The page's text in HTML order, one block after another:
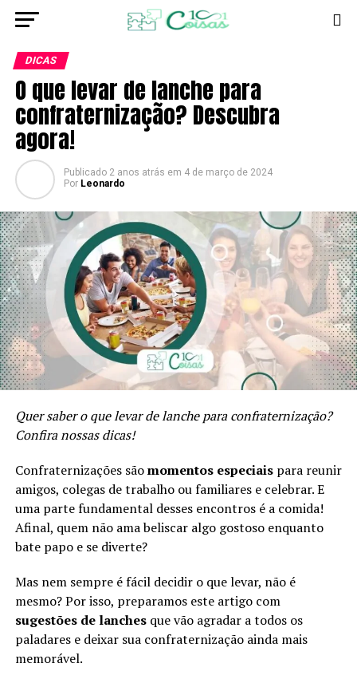
DICAS
O que levar de lanche para
confraternização? Descubra
agora!
Publicado 2 anos atrás em 4 de março de 2024
Por Leonardo
Quer sabero que levar de lanche para confraternização?
Confira nossas dicas!
Confraternizações sãomomentos especiaispara reunir
amigos, colegas de trabalho ou familiares e celebrar. E
uma parte fundamental desses encontros é a comida!
Afinal, quem não ama beliscar algo gostoso enquanto
bate papo e se diverte?
Mas nem sempre é fácil decidir o que levar, não é
mesmo? Por isso, preparamos este artigo com
sugestões de lanchesque vão agradar a todos os
paladares e deixar sua confraternização ainda mais
memorável.